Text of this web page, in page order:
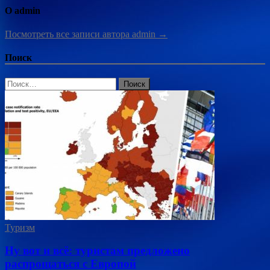
О admin
Посмотреть все записи автора admin →
Поиск
Найти:
Туризм
Ну вот и всё: туристам предложено
распрощаться с Европой